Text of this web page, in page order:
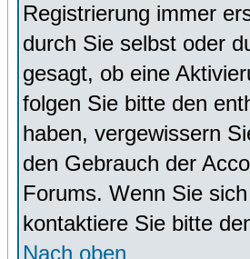
Registrierung immer
durch Sie selbst oder
gesagt, ob eine
folgen Sie bitte den
haben, vergewissern
den Gebrauch der
Forums. Wenn Sie
kontaktiere Sie bitte
Nach oben